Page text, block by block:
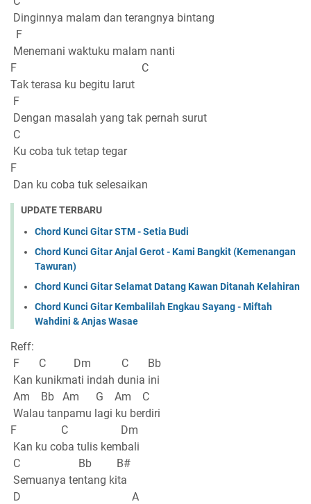
Dinginnya malam dan terangnya bintang
F
Menemani waktuku malam nanti
F C
Tak terasa ku begitu larut
F
Dengan masalah yang tak pernah surut
C
Ku coba tuk tetap tegar
F
Dan ku coba tuk selesaikan
UPDATE TERBARU
Chord Kunci Gitar STM - Setia Budi
Chord Kunci Gitar Anjal Gerot - Kami Bangkit (Kemenangan
Tawuran)
Chord Kunci Gitar Selamat Datang Kawan Ditanah Kelahiran
Chord Kunci Gitar Kembalilah Engkau Sayang - Miftah
Wahdini & Anjas Wasae
Reff:
F C Dm C Bb
Kan kunikmati indah dunia ini
Am Bb Am G Am C
Walau tanpamu lagi ku berdiri
F C Dm
Kan ku coba tulis kembali
C Bb B#
Semuanya tentang kita
D A